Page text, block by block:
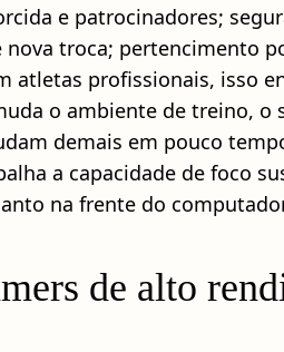
e patrocinadores;
troca; pertencimento
atletas profissionais, isso
o ambiente de treino, o
demais em pouco
a capacidade de foco
na frente do
de alto